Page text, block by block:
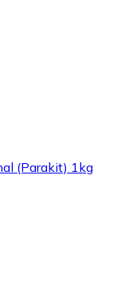
(Parakit) 1kg